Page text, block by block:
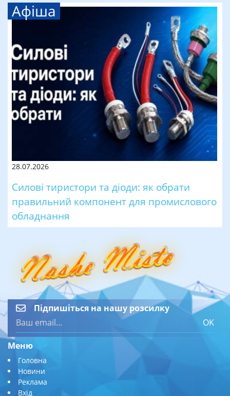
Афіша
28.07.2026
Силові тиристори та діоди: як обрати
правильний компонент для промислового
обладнання
Підпишіться на нашу розсилку
OK
Меню
Головна
Новини
Реклама
Вхід